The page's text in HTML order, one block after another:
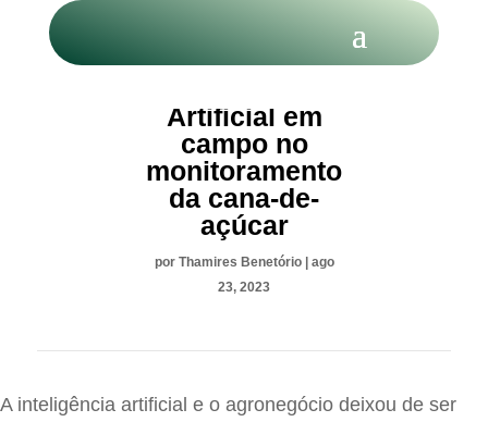
Artificial em
campo no
monitoramento
da cana-de-
açúcar
por Thamires Benetório| ago
23, 2023
A inteligência artificial e o agronegócio deixou de ser